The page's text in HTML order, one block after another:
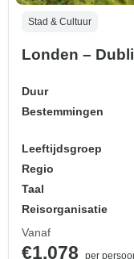
Stad & Cultuur
Londen
Duur
Bestemmingen
Leeftijdsgroep
Regio
Taal
Reisorganisatie
Vanaf
€1.078
per